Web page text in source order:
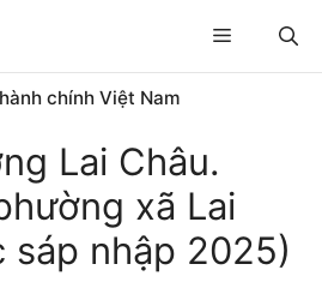
Menu
chính Việt Nam
Lai Châu.
xã Lai
sáp nhập 2025)